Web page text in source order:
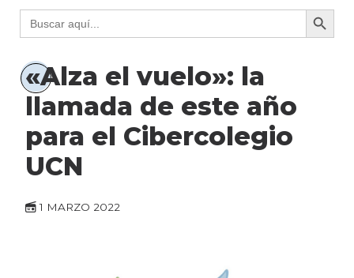
Buscar: Botón
«Alza el vuelo»: la
llamada de este año
para el Cibercolegio
UCN
1 MARZO 2022